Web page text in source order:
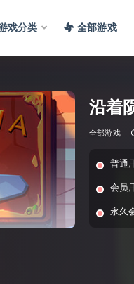
戏分类 全部游戏
沿着
全部游戏
普通
会员
永久